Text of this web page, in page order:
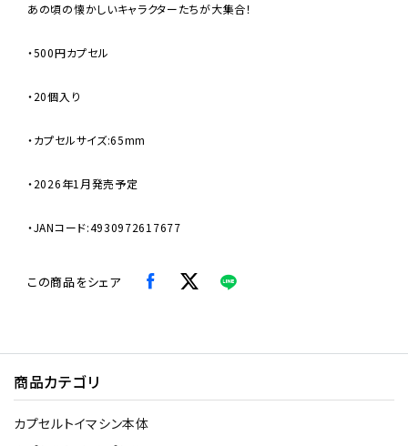
あの頃の懐かしいキャラクターたちが大集合！
・500円カプセル
・20個入り
・カプセルサイズ:65mm
・2026年1月発売予定
・JANコード:4930972617677
この商品をシェア
商品カテゴリ
カプセルトイマシン本体